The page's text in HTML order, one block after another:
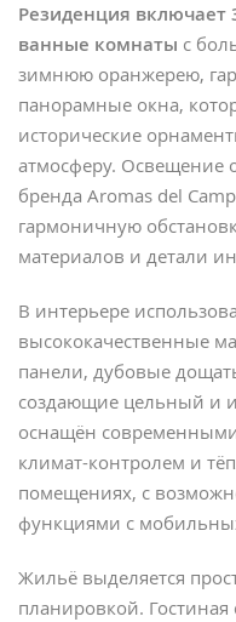
Резиденция включает
ванные комнаты с
зимнюю оранжерею,
панорамные окна,
исторические
атмосферу. Освещение
бренда Aromas del
гармоничную
материалов и детали
В интерьере
высококачественные
панели, дубовые
создающие цельный и
оснащён
климат-контролем и
помещениях, с
функциями с
Жильё выделяется
планировкой.